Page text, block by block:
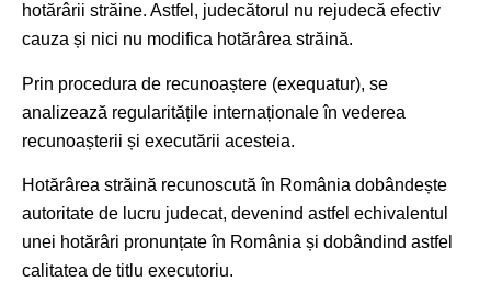
hotărârii străine. Astfel, judecătorul nu rejudecă efectiv
cauza și nici nu modifica hotărârea străină.
Prin procedura de recunoaștere (exequatur), se
analizează regularitățile internaționale în vederea
recunoașterii și executării acesteia.
Hotărârea străină recunoscută în România dobândește
autoritate de lucru judecat, devenind astfel echivalentul
unei hotărâri pronunțate în România și dobândind astfel
calitatea de titlu executoriu.